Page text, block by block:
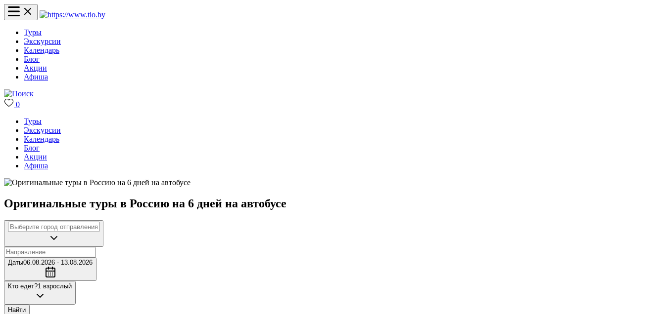
Туры
Экскурсии
Календарь
Блог
Акции
Афиша
0
Туры
Экскурсии
Календарь
Блог
Акции
Афиша
Оригинальные туры в Россию на 6 дней на автобусе
Даты06.08.2026 - 13.08.2026
Кто едет?1 взрослый
Найти